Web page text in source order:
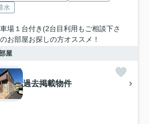
水
場１台付き(2台目利用もご相談下さ
お部屋お探しの方オススメ！
屋
過去掲載物件